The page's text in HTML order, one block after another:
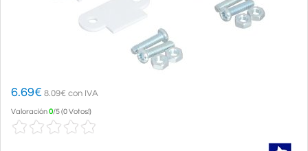
6.69€ 8.09€ con IVA
Valoración0/5(0 Votos!)